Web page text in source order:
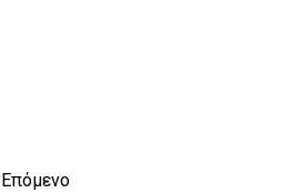
Επόμενο